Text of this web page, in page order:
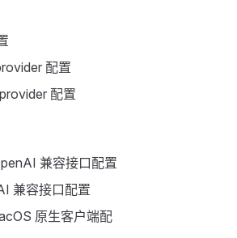
配置
配置
兼容接口配置
兼容接口配置
原生客户端配